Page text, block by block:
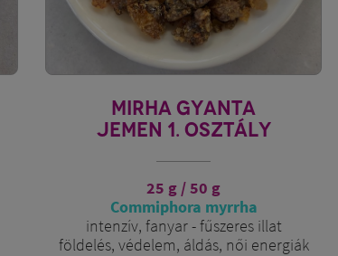
MIRHA GYANTA
JEMEN 1. OSZTÁLY
25 g / 50 g
Commiphora myrrha
intenzív, fanyar - fűszeres illat
földelés, védelem, áldás, női energiák